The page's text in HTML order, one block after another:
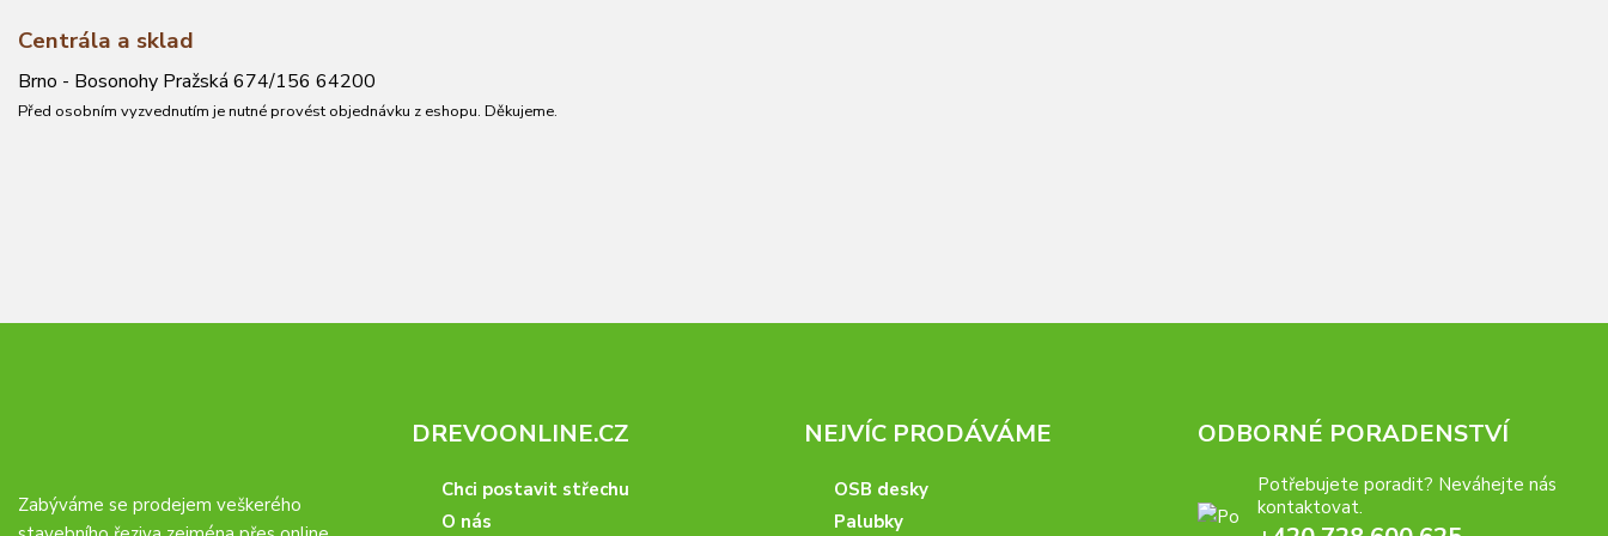
Centrála a sklad
Brno - Bosonohy Pražská 674/156 64200
Před osobním vyzvednutím je nutné provést objednávku z eshopu. Děkujeme.
Zabýváme se prodejem veškerého
DREVOONLINE.CZ
Chci postavit střechu
O nás
NEJVÍC PRODÁVÁME
OSB desky
Palubky
ODBORNÉ PORADENSTVÍ
Potřebujete poradit? Neváhejte nás
kontaktovat.